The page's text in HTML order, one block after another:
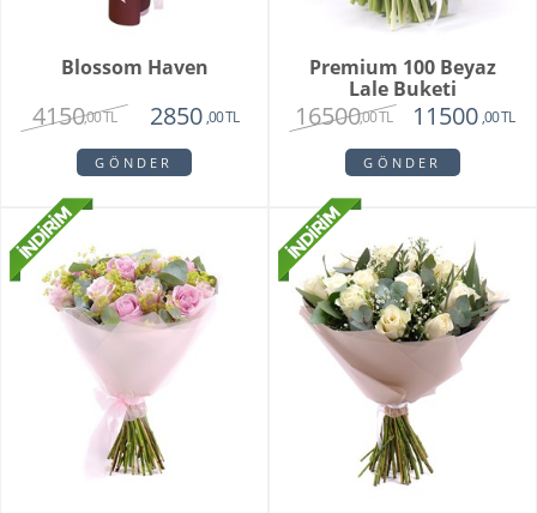
Blossom Haven
4150,00 TL 2850 ,00 TL
GÖNDER
Premium 100 Beyaz
Lale Buketi
16500,00 TL 11500 ,00 TL
GÖNDER